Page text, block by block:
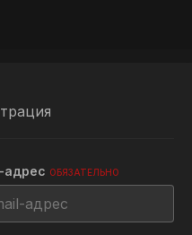
адрес ОБЯЗАТЕЛЬНО